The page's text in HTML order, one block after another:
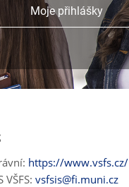
Moje přihlášky
https://www.vsfs.cz/
vsfsis@fi.muni.cz